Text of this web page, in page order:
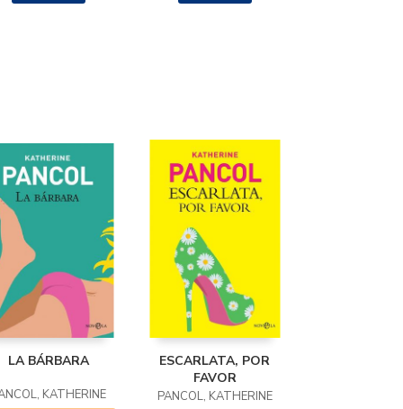
LA BÁRBARA
KATHERINE
ESCARLATA, POR
FAVOR
PANCOL, KATHERINE